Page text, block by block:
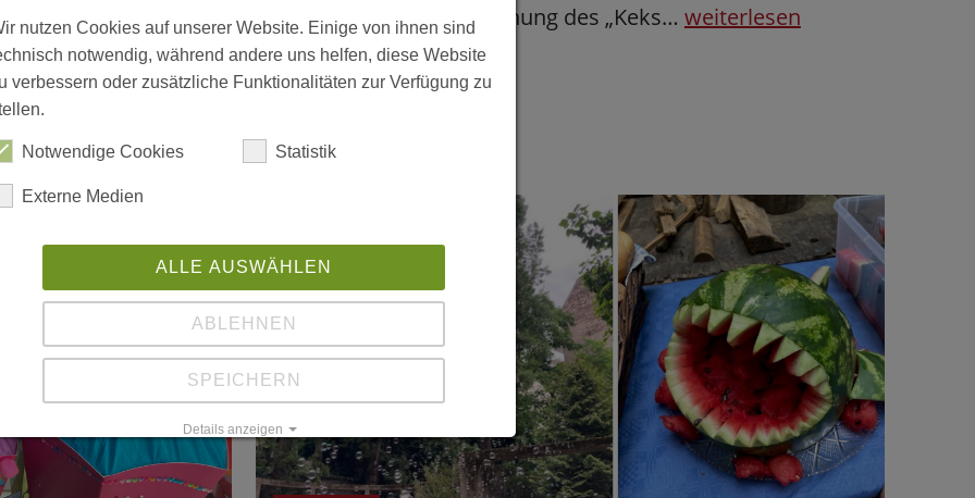
Kopf gestellt. Die
einem
Kitajahr,
aufzulockern: die Verleihung des „Keks… weiterlesen
nutzen Cookies auf unserer Website. Einige von ihnen sind
notwendig, während andere uns helfen, diese Website
verbessern oder zusätzliche Funktionalitäten zur Verfügung zu
Notwendige Cookies Statistik
Externe Medien
ALLE AUSWÄHLEN
ABLEHNEN
SPEICHERN
Details anzeigen
Impressum Datenschutz